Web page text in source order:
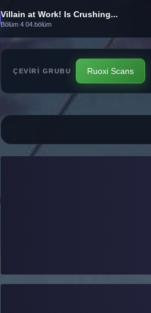
Villain at Work! Is Crushing...
Bölüm 4 04.bölüm
ÇEVIRI GRUBU Ruoxi Scans